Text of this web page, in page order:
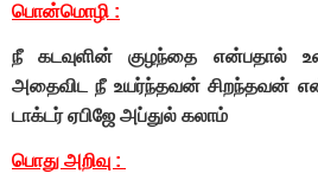
பொன்மொழி :
நீ கடவுளின் குழந்தை என்பதால்
அதைவிட நீ உயர்ந்தவன் சிறந்தவன்
டாக்டர் ஏபிஜே அப்துல் கலாம்
பொது அறிவு :